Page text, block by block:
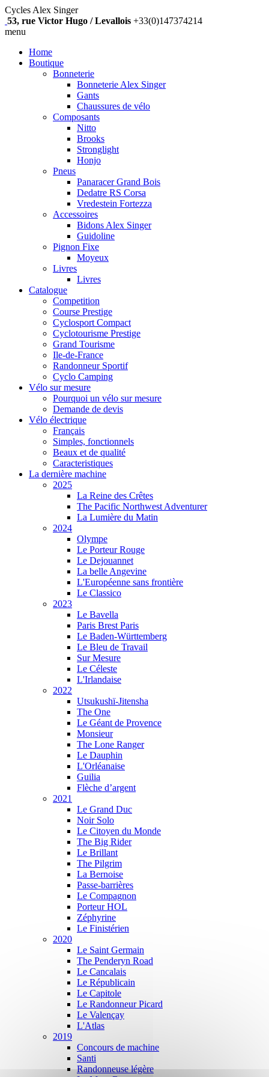
Cycles Alex Singer
53, rue Victor Hugo / Levallois +33(0)147374214
menu
Home
Boutique
Bonneterie
Bonneterie Alex Singer
Gants
Chaussures de vélo
Composants
Nitto
Brooks
Stronglight
Honjo
Pneus
Panaracer Grand Bois
Dedatre RS Corsa
Vredestein Fortezza
Accessoires
Bidons Alex Singer
Guidoline
Pignon Fixe
Moyeux
Livres
Livres
Catalogue
Competition
Course Prestige
Cyclosport Compact
Cyclotourisme Prestige
Grand Tourisme
Ile-de-France
Randonneur Sportif
Cyclo Camping
Vélo sur mesure
Pourquoi un vélo sur mesure
Demande de devis
Vélo électrique
Français
Simples, fonctionnels
Beaux et de qualité
Caracteristiques
La dernière machine
2025
La Reine des Crêtes
The Pacific Northwest Adventurer
La Lumière du Matin
2024
Olympe
Le Porteur Rouge
Le Dejouannet
La belle Angevine
L'Européenne sans frontière
Le Classico
2023
Le Bavella
Paris Brest Paris
Le Baden-Württemberg
Le Bleu de Travail
Sur Mesure
Le Céleste
L'Irlandaise
2022
Utsukushï-Jitensha
The One
Le Géant de Provence
Monsieur
The Lone Ranger
Le Dauphin
L'Orléanaise
Guilia
Flèche d’argent
2021
Le Grand Duc
Noir Solo
Le Citoyen du Monde
The Big Rider
Le Brillant
The Pilgrim
La Bernoise
Passe-barrières
Le Compagnon
Porteur HOL
Zéphyrine
Le Finistérien
2020
Le Saint Germain
The Penderyn Road
Le Cancalais
Le Républicain
Le Capitole
Le Randonneur Picard
Le Valençay
L'Atlas
2019
Concours de machine
Santi
Randonneuse légère